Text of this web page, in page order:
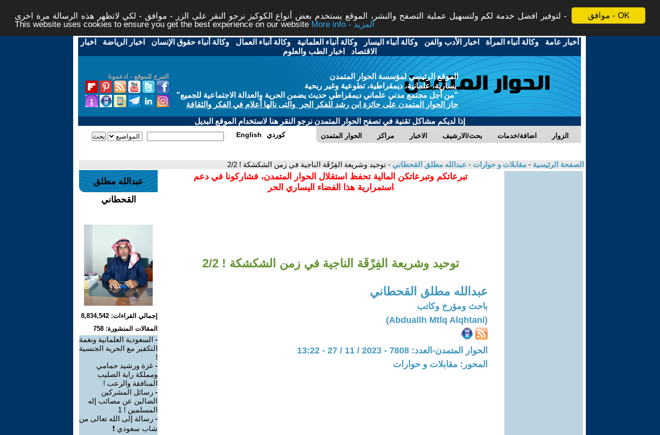
موافق - OK
لتوفير افضل خدمة لكم ولتسهيل عملية التصفح والنشر، الموقع يستخدم بعض أنواع الكوكيز نرجو النقر على الزر - موافق - لكي لاتظهر هذه الرسالة مرة اخرى -
This website uses cookies to ensure you get the best experience on our website
More info - المزيد
أخبار عامة -وكالة أنباء المرأة - اخبار الأدب والفن -وكالة أنباء اليسار -وكالة أنباء العلمانية -وكالة أنباء العمال -وكالة أنباء حقوق الإنسان - اخبار الرياضة - اخبار
الاقتصاد - اخبار الطب والعلوم
التبرع للموقع - ادعمونا
الموقع الرئيسي لمؤسسة الحوار المتمدن
يسارية، علمانية، ديمقراطية، تطوعية وغير ربحية
"من أجل مجتمع مدني علماني ديمقراطي حديث يضمن الحرية والعدالة الاجتماعية للجميع"
حاز الحوار المتمدن على جائزة ابن رشد للفكر الحر والتى نالها أعلام في الفكر والثقافة
إذا لديكم مشاكل تقنية في تصفح الحوار المتمدن نرجو النقر هنا لاستخدام الموقع البديل
الحوار المتمدن مراكز الاخبار بحث/الارشيف اضافة/خدمات الزوار English كوردي
الصفحة الرئيسية - مقابلات و حوارات - عبدالله مطلق القحطاني - توحيد وشريعة الفِرْقَة الناجية في زمن الشكشكة ! 2/2
تبرعاتكم وتبرعاتكن المالية تحفظ استقلال الحوار المتمدن، فشاركونا في دعم
استمرارية هذا الفضاء اليساري الحر
توحيد وشريعة الفِرْقَة الناجية في زمن الشكشكة ! 2/2
عبدالله مطلق القحطاني
باحث ومؤرخ وكاتب
(Abduallh Mtlq Alqhtani)
الحوار المتمدن-العدد: 7808 - 2023 / 11 / 27 - 13:22
المحور: مقابلات و حوارات
عبدالله مطلق
القحطاني
إجمالي القراءات: 8,834,542
المقالات المنشورة: 758
- السعودية العلمانية ونغمة
التكفير مع الحرية الجنسية
!
- غزة ورشيد حمامي
ومملكة راية الصليب
المنافقة والرعب !
- رسائل المشركين
الضالين عن مصائب إله
المسلمين ! 1
- رسالة إلى الله تعالى من
شاب سعودي ❗